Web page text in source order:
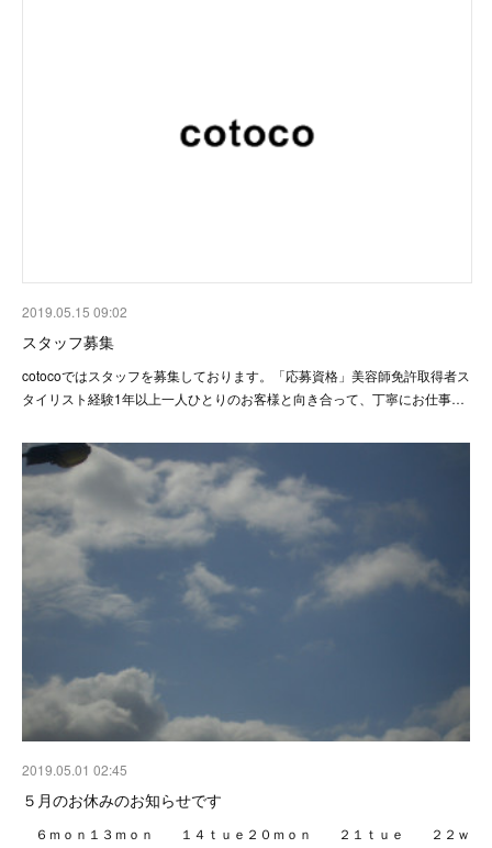
2019.05.15 09:02
スタッフ募集
cotocoではスタッフを募集しております。「応募資格」美容師免許取得者ス
タイリスト経験1年以上一人ひとりのお客様と向き合って、丁寧にお仕事…
2019.05.01 02:45
５月のお休みのお知らせです
６ｍｏｎ１３ｍｏｎ １４ｔｕｅ２０ｍｏｎ ２１ｔｕｅ ２２ｗ